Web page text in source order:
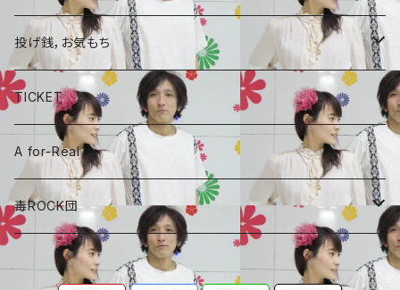
毒ROCK団
コラボCD
A for-Real
毒ROCK団
投げ銭，お気もち
あやめちゃんおやつ
頑張れ、しょーちゃん
しょーちゃん、おやつ
TICKET
A for-Real
毒ROCK団